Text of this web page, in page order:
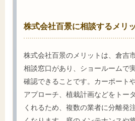
株式会社百景に相談するメリ
株式会社百景のメリットは、倉吉
相談窓口があり、ショールームで
確認できることです。カーポート
アプローチ、植栽計画などをトー
くれるため、複数の業者に分離発